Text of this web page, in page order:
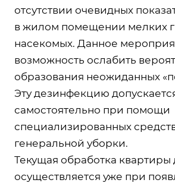
отсутствии очевидных
в жилом помещении мелких
насекомых. Данное
возможность ослабить
образования неожиданных
Эту дезинфекцию
самостоятельно при помощи
специализированных
генеральной уборки.
Текущая обработка
осуществляется уже при